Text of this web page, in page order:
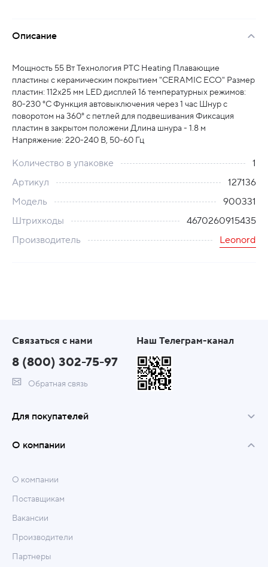
Описание
Мощность 55 Вт Технология PTC Heating Плавающие
пластины с керамическим покрытием "CERAMIC ECO" Размер
пластин: 112х25 мм LED дисплей 16 температурных режимов:
80-230 °C Функция автовыключения через 1 час Шнур с
поворотом на 360° с петлей для подвешивания Фиксация
пластин в закрытом положени Длина шнура - 1.8 м
Напряжение: 220-240 В, 50-60 Гц
Количество в упаковке
1
Артикул
127136
Модель
900331
Штрихкоды
4670260915435
Производитель
Leonord
Связаться с нами
8 (800) 302-75-97
Обратная связь
Наш Телеграм-канал
Для покупателей
О компании
О компании
Поставщикам
Вакансии
Производители
Партнеры